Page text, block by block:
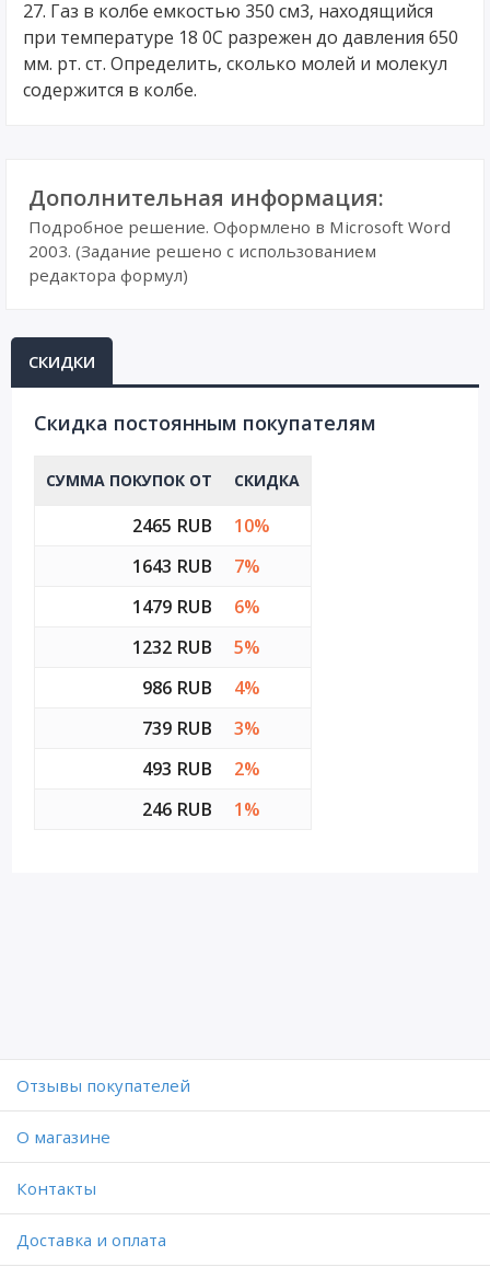
27. Газ в колбе емкостью 350 см3, находящийся
при температуре 18 0С разрежен до давления 650
мм. рт. ст. Определить, сколько молей и молекул
содержится в колбе.
Дополнительная информация:
Подробное решение. Оформлено в Microsoft Word
2003. (Задание решено с использованием
редактора формул)
СКИДКИ
Cкидка постоянным покупателям
СУММА ПОКУПОК ОТ СКИДКА
2465 RUB
10%
1643 RUB
7%
1479 RUB
6%
1232 RUB
5%
986 RUB
4%
739 RUB
3%
493 RUB
2%
246 RUB
1%
Отзывы покупателей
O магазине
Контакты
Доставка и оплата